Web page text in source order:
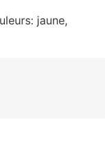
jaune,